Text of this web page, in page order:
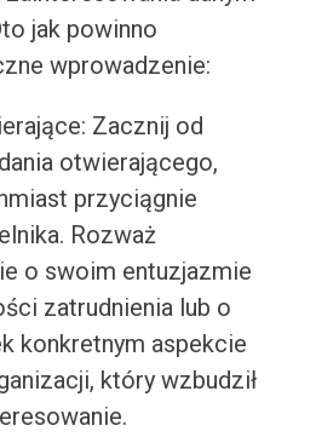
jak powinno
wprowadzenie:
Zacznij od
otwierającego,
przyciągnie
Rozważ
o swoim entuzjazmie
zatrudnienia lub o
konkretnym aspekcie
który wzbudził